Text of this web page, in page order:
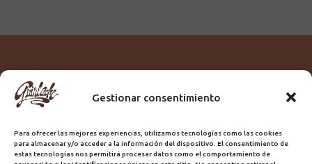
Gestionar consentimiento
Para ofrecer las mejores experiencias, utilizamos tecnologías como las cookies
para almacenar y/o acceder a la información del dispositivo. El consentimiento de
estas tecnologías nos permitirá procesar datos como el comportamiento de
Titular:
ROME GUIRLACHE SL.
Domicilio:Calle Triana, 68
Ciudad:Las Palmas de Gran Canaria